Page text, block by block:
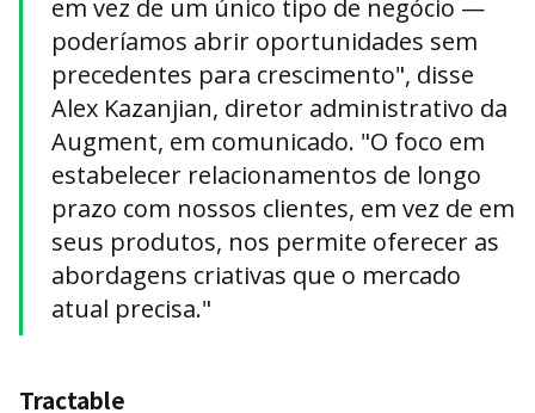
em vez de um único tipo de negócio —
poderíamos abrir oportunidades sem
precedentes para crescimento", disse
Alex Kazanjian, diretor administrativo da
Augment, em comunicado. "O foco em
estabelecer relacionamentos de longo
prazo com nossos clientes, em vez de em
seus produtos, nos permite oferecer as
abordagens criativas que o mercado
atual precisa."
Tractable